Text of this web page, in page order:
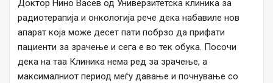
Доктор Нино Васев од Универзитетска клиника за
радиотерапија и онкологија рече дека набавиле нов
апарат која може десет пати побрзо да прифати
пациенти за зрачење и сега е во тек обука. Посочи
дека на таа Клиника нема ред за зрачење, а
максималниот период меѓу давање и почнување со